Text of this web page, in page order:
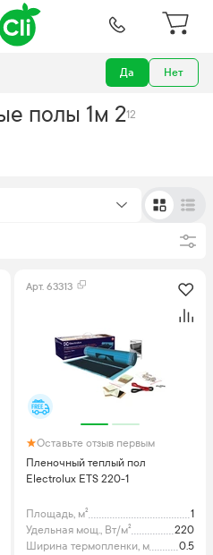
Да Нет
Теплые полы плёночные 1 м2
полы 1м 212
Арт. 63313
Оставьте отзыв первым
Пленочный теплый пол
Electrolux ETS 220-1
Площадь, м²
1
Удельная мощ., Вт/м²
220
Ширина термопленки, м
0.5